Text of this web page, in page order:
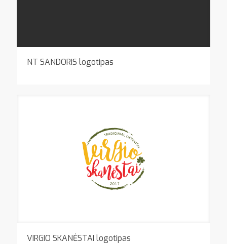
NT SANDORIS logotipas
VIRGIO SKANĖSTAI logotipas